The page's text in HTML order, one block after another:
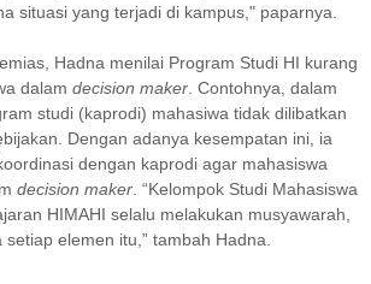
situasi yang terjadi di kampus," paparnya.
Hadna menilai Program Studi HI kurang
dalam decision maker. Contohnya, dalam
studi (kaprodi) mahasiwa tidak dilibatkan
Dengan adanya kesempatan ini, ia
dengan kaprodi agar mahasiswa
decision maker. “Kelompok Studi Mahasiswa
HIMAHI selalu melakukan musyawarah,
elemen itu,” tambah Hadna.